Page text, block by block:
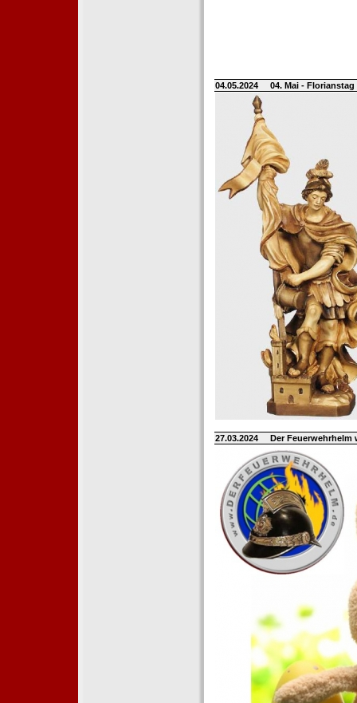
04.05.2024 04. Mai -
27.03.2024 Der